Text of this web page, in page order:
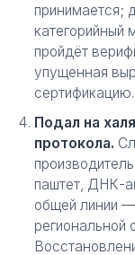
принимается;
категорийный
пройдёт
упущенная
сертификацию.
Подал на
протокола.
паштет, ДНК-
общей линии —
региональной